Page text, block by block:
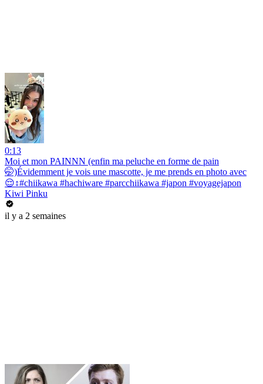
0:13
Moi et mon PAINNN (enfin ma peluche en forme de pain
🤭)Évidemment je vois une mascotte, je me prends en photo avec
😌↕️#chiikawa #hachiware #parcchiikawa #japon #voyagejapon
Kiwi Pinku
il y a 2 semaines